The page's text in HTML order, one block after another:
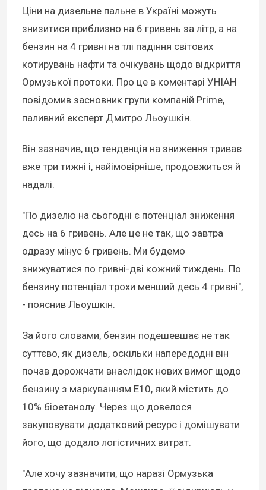
Ціни на дизельне пальне в Україні можуть
знизитися приблизно на 6 гривень за літр, а на
бензин на 4 гривні на тлі падіння світових
котирувань нафти та очікувань щодо відкриття
Ормузької протоки. Про це в коментарі УНІАН
повідомив засновник групи компаній Prime,
паливний експерт Дмитро Льоушкін.
Він зазначив, що тенденція на зниження триває
вже три тижні і, найімовірніше, продовжиться й
надалі.
"По дизелю на сьогодні є потенціал зниження
десь на 6 гривень. Але це не так, що завтра
одразу мінус 6 гривень. Ми будемо
знижуватися по гривні-дві кожний тиждень. По
бензину потенціал трохи менший десь 4 гривні",
- пояснив Льоушкін.
За його словами, бензин подешевшає не так
суттєво, як дизель, оскільки напередодні він
почав дорожчати внаслідок нових вимог щодо
бензину з маркуванням Е10, який містить до
10% біоетанолу. Через що довелося
закуповувати додатковий ресурс і домішувати
його, що додало логістичних витрат.
"Але хочу зазначити, що наразі Ормузька